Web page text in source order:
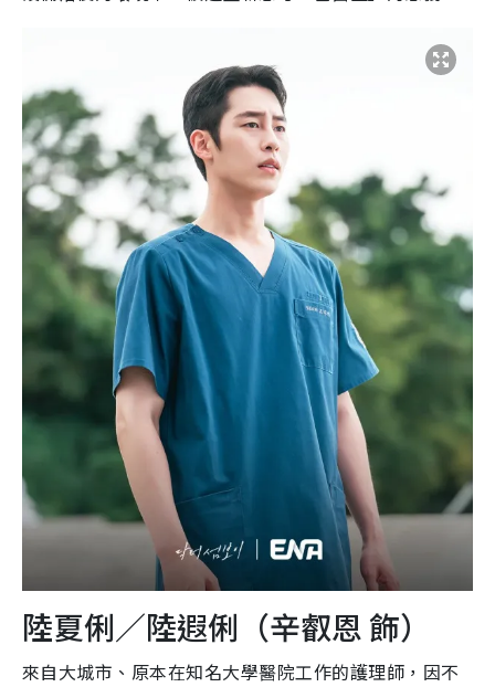
陸夏俐／陸遐俐（辛叡恩 飾）
來自大城市、原本在知名大學醫院工作的護理師，因不